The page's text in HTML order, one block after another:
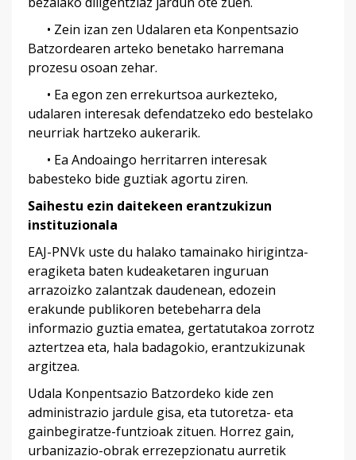
• Zein izan zen Udalaren eta Konpentsazio
Batzordearen arteko benetako harremana
prozesu osoan zehar.
• Ea egon zen errekurtsoa aurkezteko,
udalaren interesak defendatzeko edo bestelako
neurriak hartzeko aukerarik.
• Ea Andoaingo herritarren interesak
babesteko bide guztiak agortu ziren.
Saihestu ezin daitekeen erantzukizun
instituzionala
EAJ-PNVk uste du halako tamainako hirigintza-
eragiketa baten kudeaketaren inguruan
arrazoizko zalantzak daudenean, edozein
erakunde publikoren betebeharra dela
informazio guztia ematea, gertatutakoa zorrotz
aztertzea eta, hala badagokio, erantzukizunak
argitzea.
Udala Konpentsazio Batzordeko kide zen
administrazio jardule gisa, eta tutoretza- eta
gainbegiratze-funtzioak zituen. Horrez gain,
urbanizazio-obrak errezepzionatu aurretik